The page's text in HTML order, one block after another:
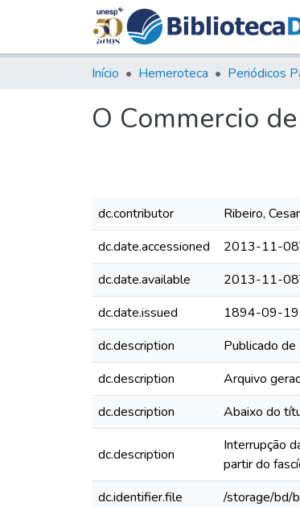
Início Hemeroteca Periódicos
O Commercio
dc.contributor Ribeiro,
dc.date.accessioned
2013-11-
dc.date.available
2013-11-
dc.date.issued
1894-09-19
dc.description
Publicado
dc.description
Arquivo
dc.description
Abaixo do
dc.description
Interrupção
partir do
dc.identifier.file
/storage/bd/